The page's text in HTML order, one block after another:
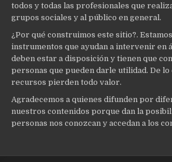
todos y todas las profesionales que
grupos sociales y al público en general.
¿Por qué construimos este sitio?.
instrumentos que ayudan a intervenir en
deben estar a disposición y tienen que
personas que pueden darle utilidad. De
recursos pierden todo valor.
Agradecemos a quienes difunden por
nuestros contenidos porque dan la
personas nos conozcan y accedan a los